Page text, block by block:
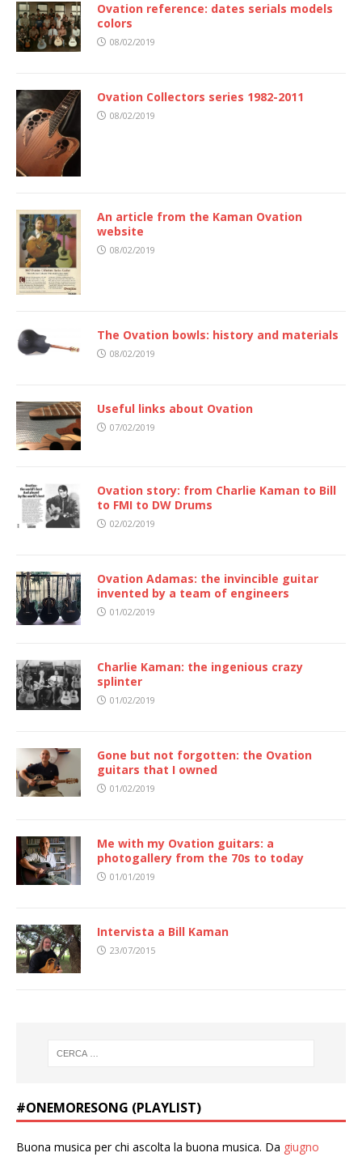
Ovation reference: dates serials models
colors
08/02/2019
Ovation Collectors series 1982-2011
08/02/2019
An article from the Kaman Ovation
website
08/02/2019
The Ovation bowls: history and materials
08/02/2019
Useful links about Ovation
07/02/2019
Ovation story: from Charlie Kaman to Bill
to FMI to DW Drums
02/02/2019
Ovation Adamas: the invincible guitar
invented by a team of engineers
01/02/2019
Charlie Kaman: the ingenious crazy
splinter
01/02/2019
Gone but not forgotten: the Ovation
guitars that I owned
01/02/2019
Me with my Ovation guitars: a
photogallery from the 70s to today
01/01/2019
Intervista a Bill Kaman
23/07/2015
#ONEMORESONG (PLAYLIST)
Buona musica per chi ascolta la buona musica. Da giugno